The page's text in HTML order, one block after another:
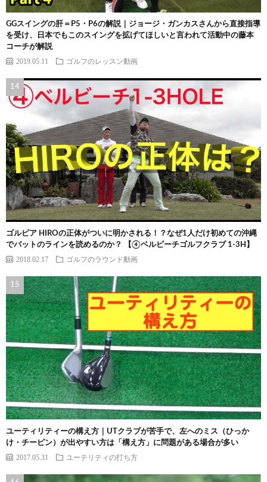
GGスイングの肝＝P5・P6の解説｜ジョージ・ガンカスさんから直接指導
を受け、日本でもこのスイングを拡げてほしいと言われて活動中の藤本
コーチが解説
2019.05.11 ゴルフのレッスン動画
ゴルピア HIROの正体がついに明かされる！？なぜ1人だけ初めての沖縄
でパットのラインを読めるのか？ 【④ベルビーチゴルフクラブ 1-3H】
2018.02.17 ゴルフのラウンド動画
ユーティリティーの構え方｜UTクラブが苦手で、左へのミス（ひっか
け・チーピン）が出やすい方は「構え方」に問題がある場合が多い
2017.05.31 ユーテリティの打ち方